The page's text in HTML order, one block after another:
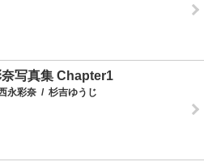
写真集 Chapter1
永彩奈 / 杉吉ゆうじ